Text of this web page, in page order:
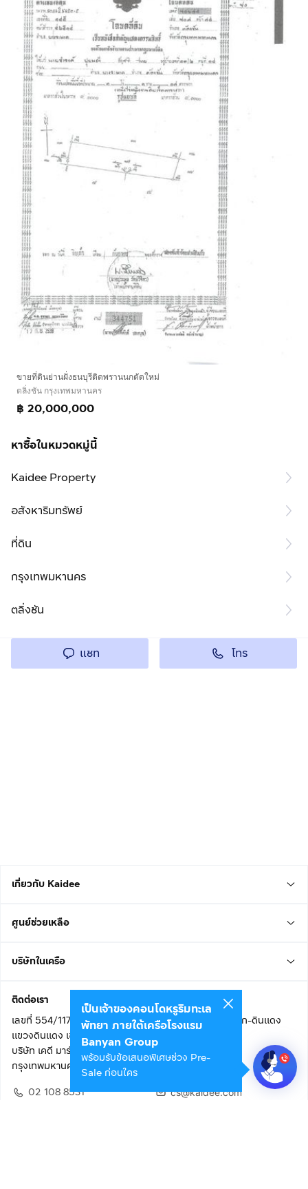
ขายที่ดินย่านฝั่งธนบุรีติดพรานนกตัดใหม่
ตลิ่งชัน กรุงเทพมหานคร
฿ 20,000,000
หาซื้อในหมวดหมู่นี้
Kaidee Property
อสังหาริมทรัพย์
ที่ดิน
กรุงเทพมหานคร
ตลิ่งชัน
แชท โทร
เกี่ยวกับ Kaidee
ศูนย์ช่วยเหลือ
บริษัทในเครือ
ติดต่อเรา
เลขที่ 554/117 อาคารสกายไนน์ เซ็นเตอร์ ชั้น 22 ถนนอโศก-ดินแดง
แขวงดินแดง เขตดินแดง
บริษัท เคดี มาร์เก็ตเพลส จำกัด (สำนักงานใหญ่)
กรุงเทพมหานคร 10400
02 108 8531
cs@kaidee.com
เป็นเจ้าของคอนโดหรูริมทะเล
พัทยา ภายใต้เครือโรงแรม
Banyan Group
พร้อมรับข้อเสนอพิเศษช่วง Pre-
Sale ก่อนใคร